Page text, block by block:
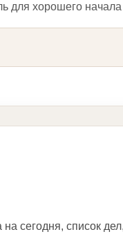
для хорошего
сегодня, список